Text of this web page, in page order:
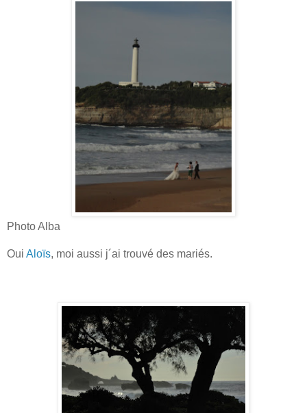
Photo Alba
Oui Aloïs, moi aussi j´ai trouvé des mariés.